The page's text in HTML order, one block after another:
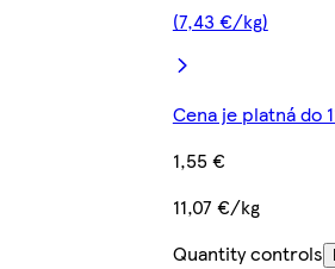
(7,43 €/kg)
Cena je platná do
1,55 €
11,07 €/kg
Quantity controls